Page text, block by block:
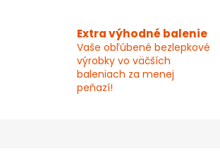
Extra výhodné balenie
Vaše obľúbené bezlepkové
výrobky vo väčších
baleniach za menej
peňazí!